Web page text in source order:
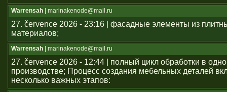
Warrensah | marinakenode@mail.ru
27. července 2026 - 23:16 | фасадные элементы из
материалов;
Warrensah | marinakenode@mail.ru
27. července 2026 - 12:44 | полный цикл обработки в
производстве; Процесс создания мебельных деталей
несколько важных этапов: